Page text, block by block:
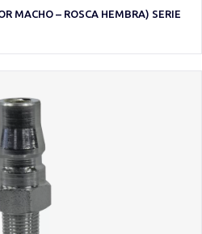
MACHO – ROSCA HEMBRA) SERIE